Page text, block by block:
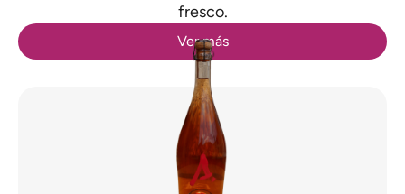
fresco.
Ver más